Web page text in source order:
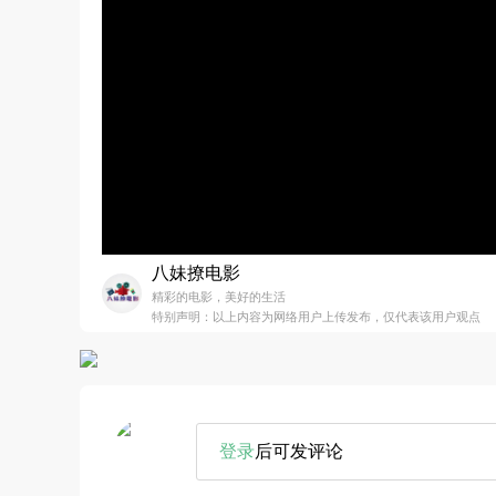
八妹撩电影
精彩的电影，美好的生活
特别声明：以上内容为网络用户上传发布，仅代表该用户观点
登录后可发评论